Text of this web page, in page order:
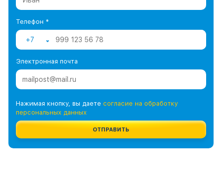
Телефон *
+7
Электронная почта
Нажимая кнопку, вы даете согласие на обработку
персональных данных
ОТПРАВИТЬ